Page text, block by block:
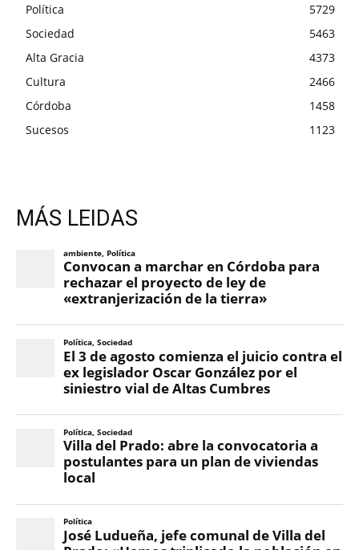
Política
5729
Sociedad
5463
Alta Gracia
4373
Cultura
2466
Córdoba
1458
Sucesos
1123
MÁS LEIDAS